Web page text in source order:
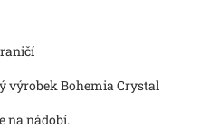
výrobek Bohemia Crystal
na nádobí.